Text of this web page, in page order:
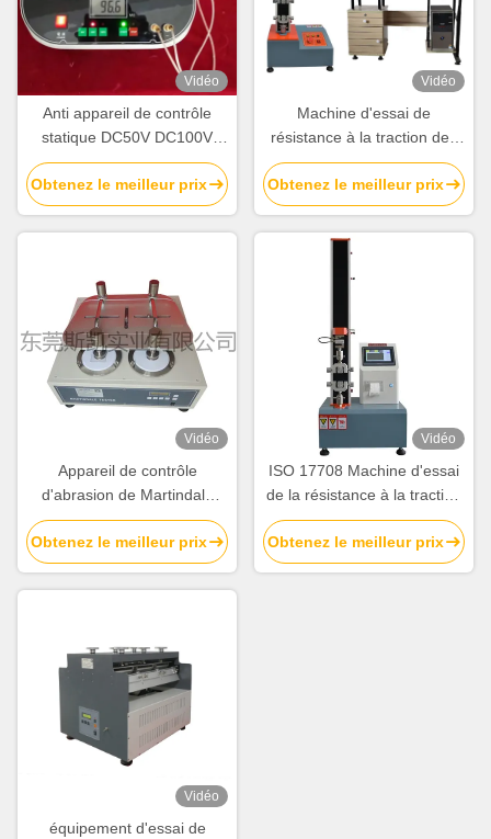
Vidéo
Anti appareil de contrôle
statique DC50V DC100V
DC500V de chaussures
Obtenez le meilleur prix
Vidéo
Machine d'essai de
résistance à la traction des
chaussures ISO 17708 avec
capacité de charge de 5 à
200 kg et contrôle par écran
tactile pour les tests de
chaussures
Obtenez le meilleur prix
Vidéo
Appareil de contrôle
d'abrasion de Martindale
d'équipement d'essai de
chaussures des 4 postes de
travail/appareil de contrôle
de Pilling
Obtenez le meilleur prix
Vidéo
ISO 17708 Machine d'essai
de la résistance à la traction
des chaussures Épreuve
d'adhérence entre la semelle
et le dessus pour les
Obtenez le meilleur prix
Vidéo
équipement d'essai de